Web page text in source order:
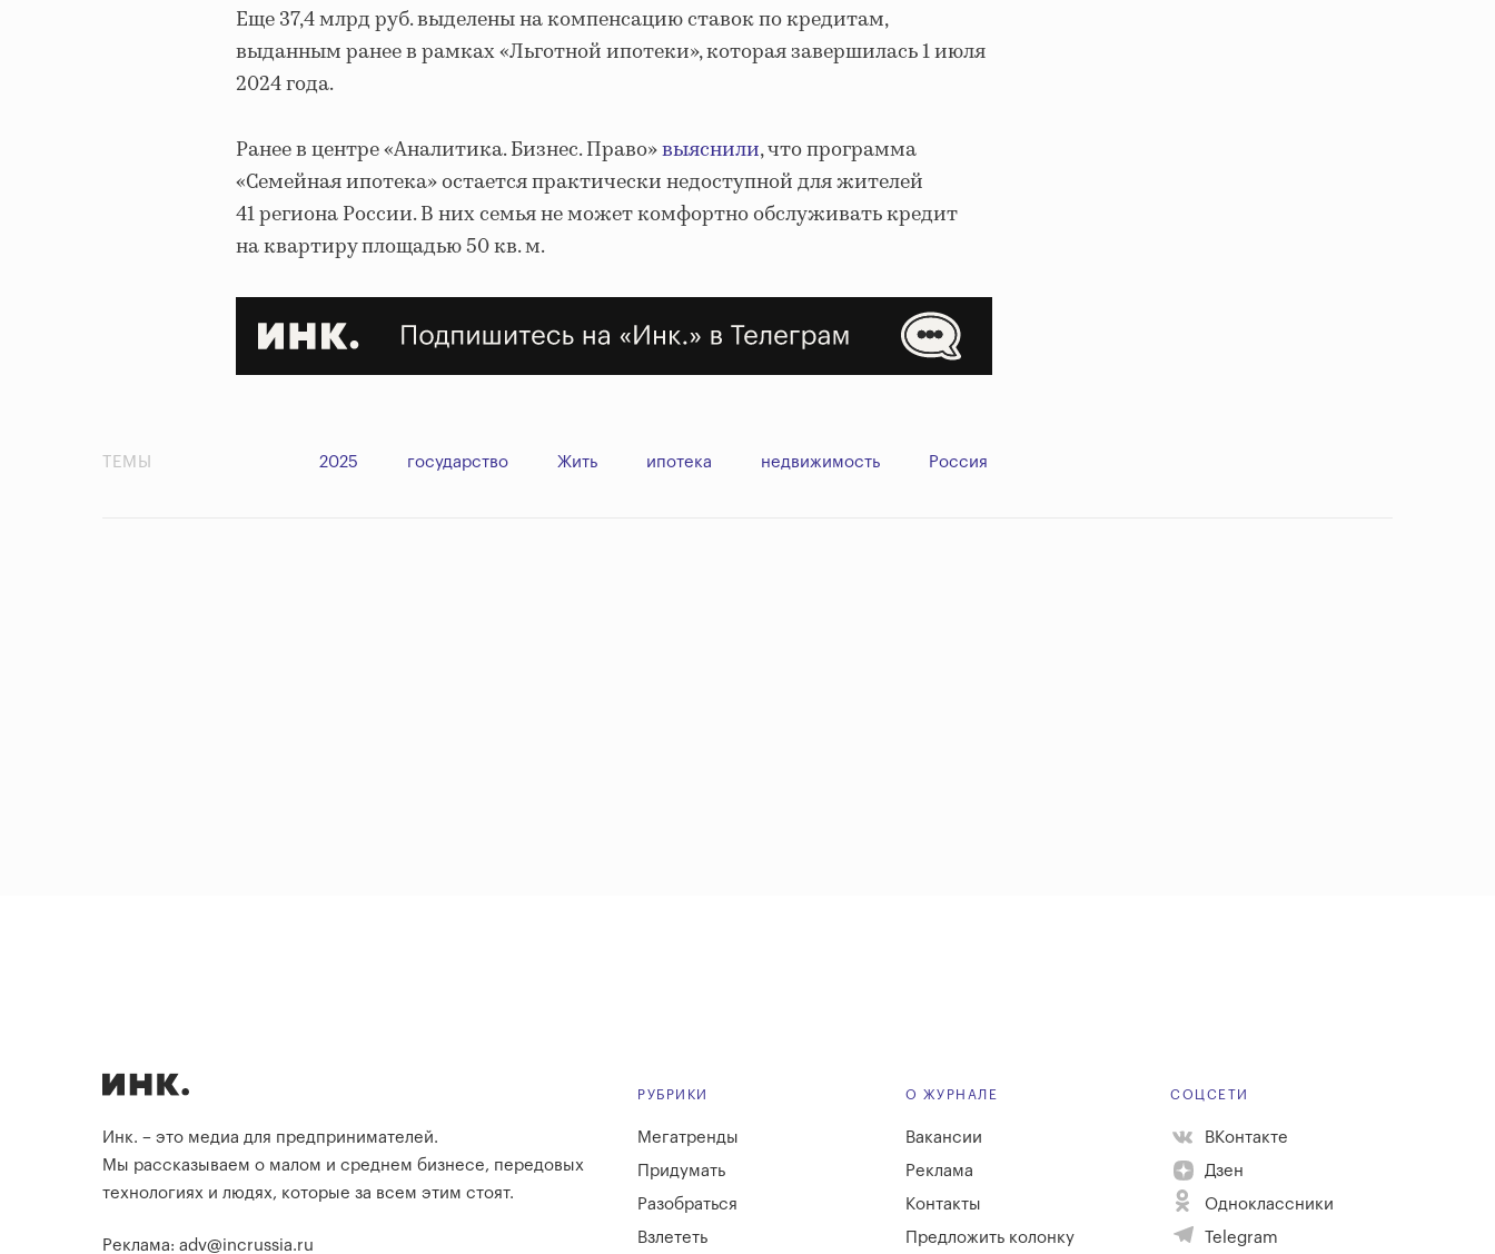
Еще 37,4 млрд руб. выделены на компенсацию ставок по кредитам,
выданным ранее в рамках «Льготной ипотеки», которая завершилась 1 июля
2024 года.
Ранее в центре «Аналитика. Бизнес. Право»выяснили, что программа
«Семейная ипотека» остается практически недоступной для жителей
41 региона России. В них семья не может комфортно обслуживать кредит
на квартиру площадью 50 кв. м.
ТЕМЫ 2025 государство Жить ипотека недвижимость Россия
Инк. – это медиа для предпринимателей.
Мы рассказываем о малом и среднем бизнесе, передовых
технологиях и людях, которые за всем этим стоят.
Реклама: adv@incrussia.ru
РУБРИКИ
Мегатренды
Придумать
Разобраться
Взлететь
О ЖУРНАЛЕ
Вакансии
Реклама
Контакты
Предложить колонку
СОЦСЕТИ
ВКонтакте
Дзен
Одноклассники
Telegram